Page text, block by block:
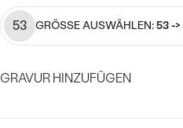
MIT FARBIGEN
PLATIN
NACH PREIS
PREISWERTE
LUXURIÖSE
MIT EDELSTEIN
PERLENKETTEN
NACH PREIS
PREISWERTE
53 GRÖSSE AUSWÄHLEN:53 -
GRAVUR HINZUFÜGEN